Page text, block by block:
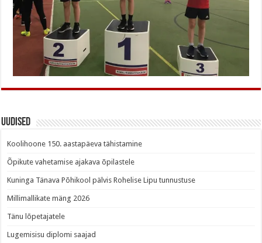
Uudised
Koolihoone 150. aastapäeva tähistamine
Õpikute vahetamise ajakava õpilastele
Kuninga Tänava Põhikool pälvis Rohelise Lipu tunnustuse
Millimallikate mäng 2026
Tänu lõpetajatele
Lugemisisu diplomi saajad